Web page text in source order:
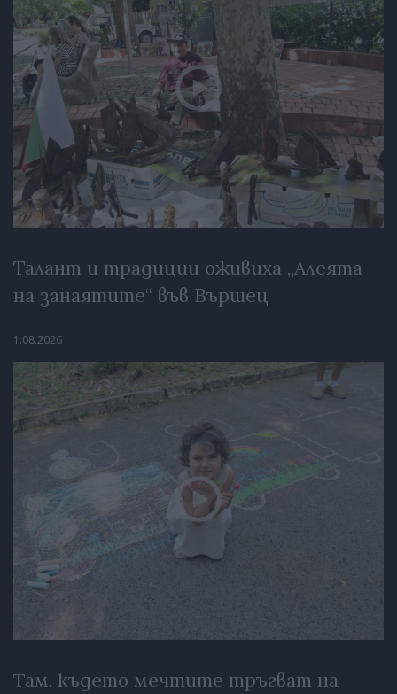
Талант и традиции оживиха „Алеята
на занаятите“ във Вършец
1.08.2026
Там, където мечтите тръгват на